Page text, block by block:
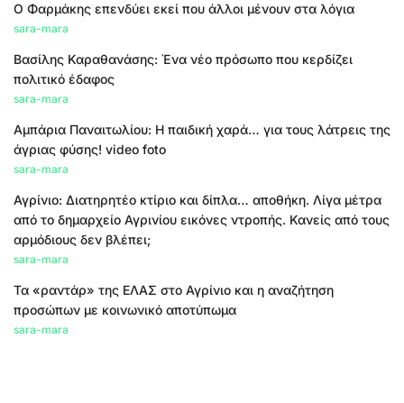
Ο Φαρμάκης επενδύει εκεί που άλλοι μένουν στα λόγια
sara-mara
Βασίλης Καραθανάσης: Ένα νέο πρόσωπο που κερδίζει
πολιτικό έδαφος
sara-mara
Αμπάρια Παναιτωλίου: Η παιδική χαρά… για τους λάτρεις της
άγριας φύσης! video foto
sara-mara
Αγρίνιο: Διατηρητέο κτίριο και δίπλα… αποθήκη. Λίγα μέτρα
από το δημαρχείο Αγρινίου εικόνες ντροπής. Κανείς από τους
αρμόδιους δεν βλέπει;
sara-mara
Τα «ραντάρ» της ΕΛΑΣ στο Αγρίνιο και η αναζήτηση
προσώπων με κοινωνικό αποτύπωμα
sara-mara